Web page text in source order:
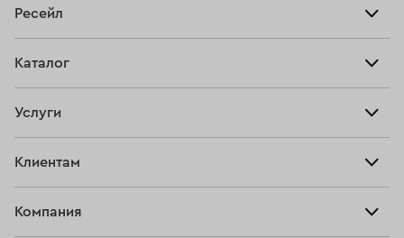
Тарифы
Ресейл
Купить
Прочие услуги
Каталог
Серьги
Услуги
Клиентам
Компания